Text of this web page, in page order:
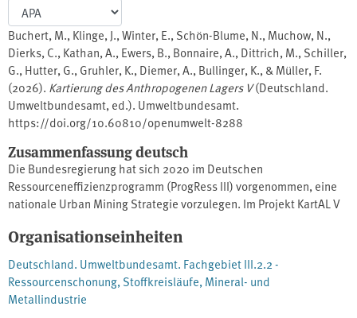
Buchert, M., Klinge, J., Winter, E., Schön-Blume, N., Muchow, N.,
Dierks, C., Kathan, A., Ewers, B., Bonnaire, A., Dittrich, M., Schiller,
G., Hutter, G., Gruhler, K., Diemer, A., Bullinger, K., & Müller, F.
(2026). Kartierung des Anthropogenen Lagers V(Deutschland.
Umweltbundesamt, ed.). Umweltbundesamt.
https://doi.org/10.60810/openumwelt-8288
Zusammenfassung deutsch
Die Bundesregierung hat sich 2020 im Deutschen
Ressourceneffizienzprogramm (ProgRess III) vorgenommen, eine
nationale Urban Mining Strategie vorzulegen. Im Projekt KartAL V
Ausgestaltung und Umsetzung erarbeitet. Das in einem
beinhaltet eine kohärente und systematische Struktur der
thematischen Strategie, seine inhaltliche Ausrichtung mitsamt
Vision, Mission, Motivationen, Zielesystem, Aktionsfeldern und
Organisationseinheiten
Deutschland. Umweltbundesamt. Fachgebiet III.2.2 -
Ressourcenschonung, Stoffkreisläufe, Mineral- und
Metallindustrie